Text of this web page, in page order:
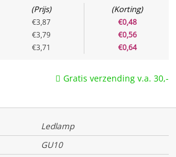
292 kg
Prijs Korting
€3,87
€0,48
€3,79
€0,56
€3,71 €0,64
Gratis verzending v.a. 30,-
Ledlamp
GU10